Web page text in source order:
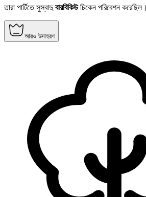
তারা পার্টিতে সুস্বাদুবারবিকিউচিকেন পরিবেশন করেছিল।
আরও উদাহরণ